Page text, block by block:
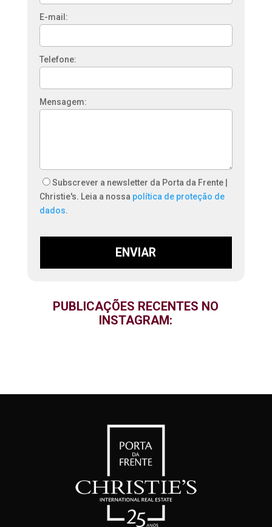
E-mail:
Telefone:
Mensagem:
Subscrever a newsletter da Porta da Frente |
Christie's. Leia a nossa política de proteção de
dados.
ENVIAR
PUBLICAÇÕES RECENTES NO
INSTAGRAM: